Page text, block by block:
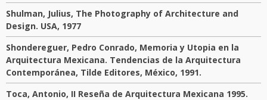
Shulman, Julius, The Photography of Architecture and
Design. USA, 1977
Shondereguer, Pedro Conrado, Memoria y Utopia en la
Arquitectura Mexicana. Tendencias de la Arquitectura
Contemporánea, Tilde Editores, México, 1991.
Toca, Antonio, II Reseña de Arquitectura Mexicana 1995.